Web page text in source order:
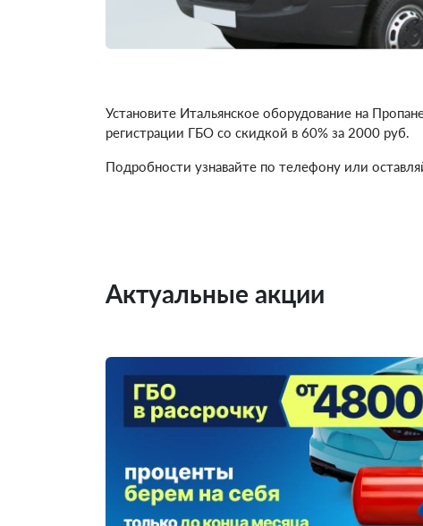
Установите Итальянское оборудование на
регистрации ГБО со скидкой в 60% за 2000 руб.
Подробности узнавайте по телефону или
Актуальные акции